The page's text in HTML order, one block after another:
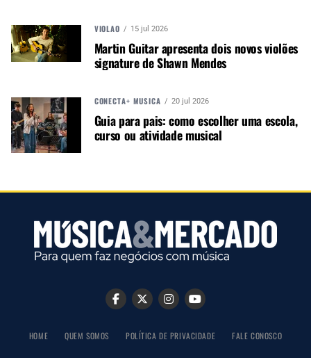
TÓPICOS RELACIONADOS: ADJ
SPOT ADJ
PRÓXIMO
Entrevista da Robe com Menga Cruz
NÃO PERCA
Profile Artiste Mondrian da Elation está disponível
VIOLÃO 15 jul 2026
Martin Guitar apresenta dois novos violões
signature de Shawn Mendes
CONECTA+ MÚSICA 20 jul 2026
Guia para pais: como escolher uma escola,
curso ou atividade musical
HOME QUEM SOMOS POLÍTICA DE PRIVACIDADE FALE CONOSCO